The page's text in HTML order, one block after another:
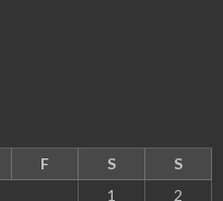
F S
S
1
2